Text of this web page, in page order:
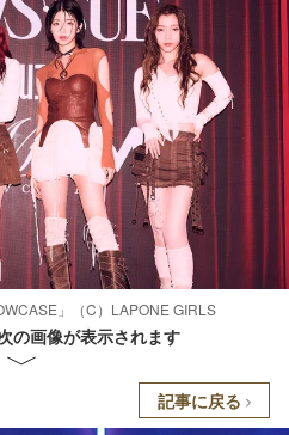
」（C）LAPONE GIRLS
の画像が表示されます
記事に戻る